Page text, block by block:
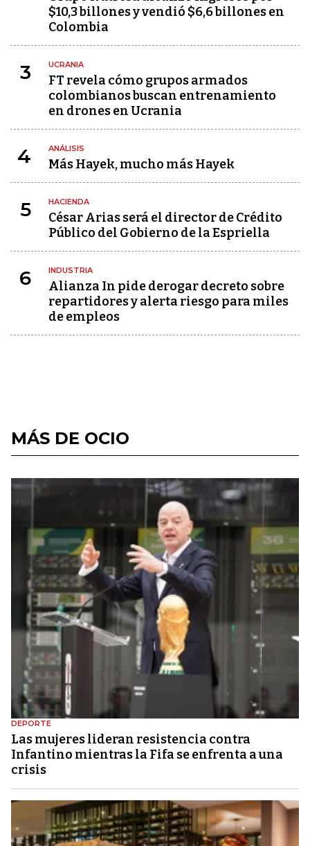
$10,3 billones y vendió $6,6 billones en
Colombia
3 UCRANIA
FT revela cómo grupos armados
colombianos buscan entrenamiento
en drones en Ucrania
4 ANÁLISIS
Más Hayek, mucho más Hayek
5 HACIENDA
César Arias será el director de Crédito
Público del Gobierno de la Espriella
6 INDUSTRIA
Alianza In pide derogar decreto sobre
repartidores y alerta riesgo para miles
de empleos
MÁS DE OCIO
DEPORTE
Las mujeres lideran resistencia contra
Infantino mientras la Fifa se enfrenta a una
crisis